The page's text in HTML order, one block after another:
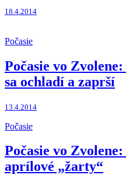
18.4.2014
Počasie
Počasie vo
sa ochladí a zaprší
13.4.2014
Počasie
Počasie vo
aprílové „žarty“